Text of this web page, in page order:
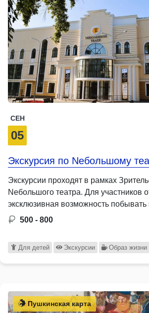
СЕН
05
Экскурсия по Neбольшому
Экскурсии проходят в рамках
Neбольшого театра. Для участников
эксклюзивная возможность
500 - 800
Для детей Экскурсии Образ жизни
Пушкинская карта